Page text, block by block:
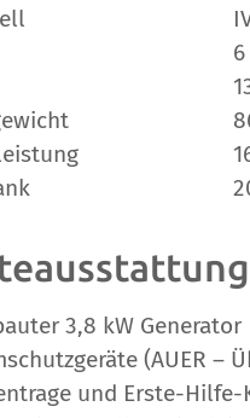
3,8 kW Generator
(AUER –
und Erste-Hilfe-